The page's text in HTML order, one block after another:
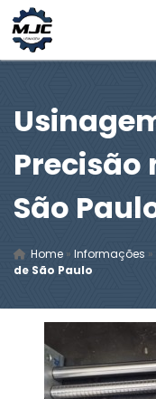
Precisão
São
Home » Informações »
de São Paulo